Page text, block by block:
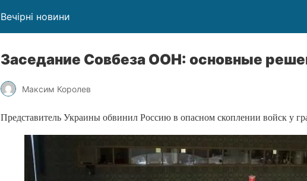
Вечірні новини
Заседание Совбеза ООН: основные
Максим Королев
Представитель Украины обвинил Россию в опасном скоплении войск у